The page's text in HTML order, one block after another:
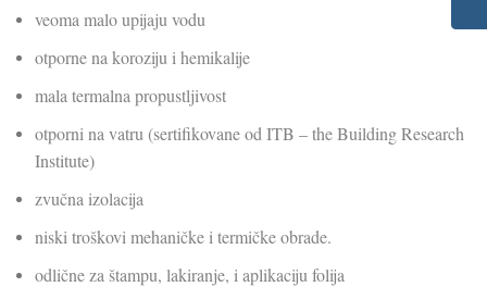
veoma malo upijaju vodu
otporne na koroziju i hemikalije
mala termalna propustljivost
otporni na vatru (sertifikovane od ITB – the Building Research
Institute)
zvučna izolacija
niski troškovi mehaničke i termičke obrade.
odlične za štampu, lakiranje, i aplikaciju folija